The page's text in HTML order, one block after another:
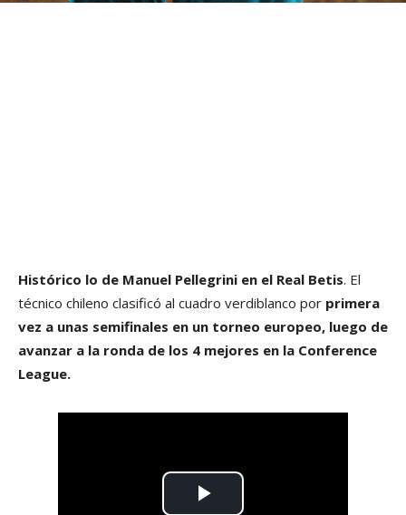
Histórico lo de Manuel Pellegrini en el Real Betis. El
técnico chileno clasificó al cuadro verdiblanco por primera
vez a unas semifinales en un torneo europeo, luego de
avanzar a la ronda de los 4 mejores en la Conference
League.